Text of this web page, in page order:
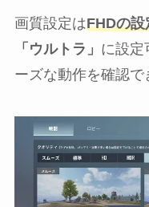
画質設定はFHDの設
「ウルトラ」 に設定
ーズな動作を確認で